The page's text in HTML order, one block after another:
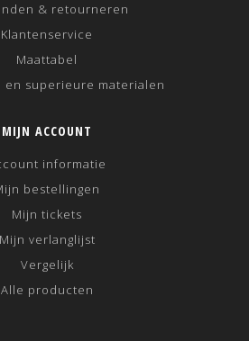
& retourneren
Klantenservice
Maattabel
en superieure materialen
MIJN ACCOUNT
informatie
bestellingen
Mijn tickets
Mijn verlanglijst
Vergelijk
Alle producten